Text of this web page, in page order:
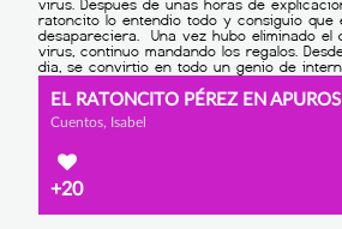
EL RATONCITO PÉREZ EN APUROS
Cuentos, Isabel
+20